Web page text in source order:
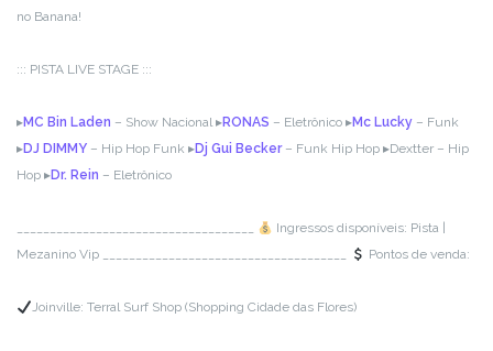
no Banana!
::: PISTA LIVE STAGE :::
▸MC Bin Laden – Show Nacional▸RONAS – Eletrônico ▸Mc Lucky – Funk
▸DJ DIMMY – Hip Hop Funk ▸Dj Gui Becker– Funk Hip Hop ▸Dextter – Hip
Hop ▸Dr. Rein – Eletrônico
Ingressos disponíveis: Pista |
Mezanino Vip
Pontos de venda:
Joinville: Terral Surf Shop (Shopping Cidade das Flores)